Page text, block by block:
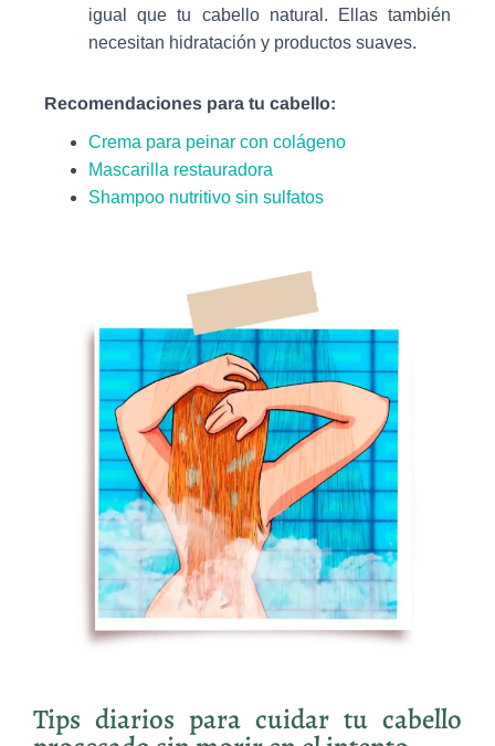
igual que tu cabello natural. Ellas también
necesitan hidratación y productos suaves.
Recomendaciones para tu cabello:
Crema para peinar con colágeno
Mascarilla restauradora
Shampoo nutritivo sin sulfatos
Tips diarios para cuidar tu cabello